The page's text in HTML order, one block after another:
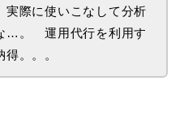
実際に使いこなして分析
…。 運用代行を利用す
。。。